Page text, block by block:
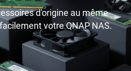
d'origine au même
votre QNAP NAS.